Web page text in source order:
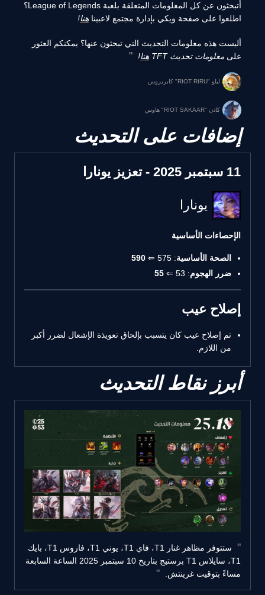
أتبحثون عن كل المعلومات المتعلقة بلعبة League of Legends؟
اطلعوا على صفحة ويكي بإدارة مجتمع لاعبينا هنا!
أليست هذه معلومات التحديث التي تبحثون عنها؟ يمكنكم العثور
على معلومات تحديث TFT هنا!
ليلو "RIOT RIRU" كابريروس
كادن "RIOT SAKAAR" هاوس
إضافات على التحديث
11 سبتمبر 2025 - تعزيز يونارا
يونارا
الإحصاءات الأساسية
الصحة الأساسية: 575 ⇐
590
ضرر الهجوم: 53 ⇐
55
إصلاح عيب
تم إصلاح عيب كان يتسبب بإلحاق تعويذة الإشعال لضرر أكبر
من اللازم.
أبرز نقاط التحديث
ستتوفر مظاهر غنار T1، فاي T1، يوني T1، فاروس T1، بايك
T1، سايلاس T1 برستيج بتاريخ 10 سبتمبر 2025 الساعة السابعة
مساءً بتوقيت غرينتش.